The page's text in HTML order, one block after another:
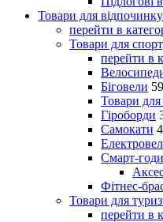
Товари для відпочинку
перейти в
Товари для
перейти в
Біговели 59
Товари
Гіроборди
Самокати
Смарт-
Фітнес-
Товари для
перейти в